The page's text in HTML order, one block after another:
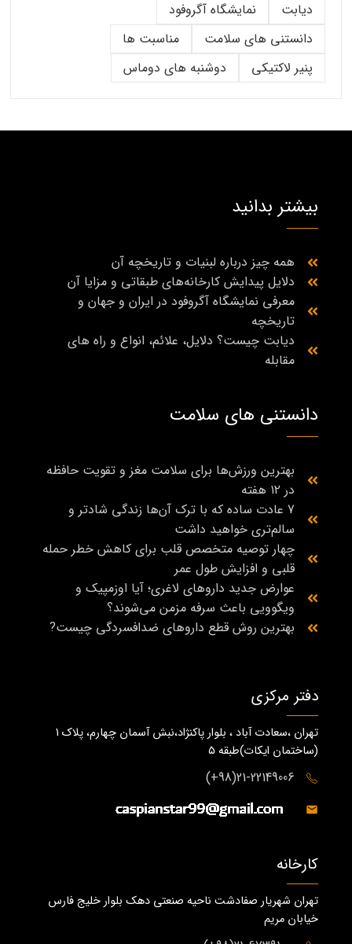
دیابت
نمایشگاه آگروفود
دانستنی های سلامت
مناسبت ها
پنیر لاکتیکی
دوشنبه های دوماس
بیشتر بدانید
همه چیز درباره لبنیات و تاریخچه آن
دلایل پیدایش کارخانه‌های طبقاتی و مزایا آن
معرفی نمایشگاه آگروفود در ایران و جهان و
تاریخچه
دیابت چیست؟ دلایل، علائم، انواع و راه‌ های
مقابله
دانستنی های سلامت
بهترین ورزش‌ها برای سلامت مغز و تقویت حافظه
در ۱۲ هفته
7 عادت ساده که با ترک آن‌ها زندگی شادتر و
سالم‌تری خواهید داشت
چهار توصیه متخصص قلب برای کاهش خطر حمله
قلبی و افزایش طول عمر
عوارض جدید داروهای لاغری؛ آیا اوزمپیک و
ویگوویی باعث سرفه مزمن می‌شوند؟
بهترین روش قطع داروهای ضدافسردگی چیست?
دفتر مرکزی
تهران ،سعادت آباد ، بلوار پاکنژاد،نبش آسمان چهارم، پلاک 1
(ساختمان ايكات)طبقه ٥
21-22149006(98+)
کارخانه
تهران شهریار صفادشت ناحیه صنعتی دهک بلوار خلیج فارس
خیابان مریم